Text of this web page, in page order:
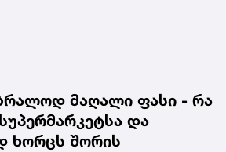
მაღალი ფასი - რა
და
ხორცს შორის